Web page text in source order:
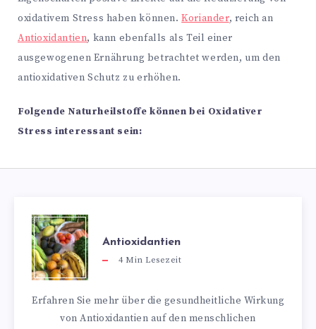
oxidativem Stress haben können.Koriander, reich an
Antioxidantien, kann ebenfalls als Teil einer
ausgewogenen Ernährung betrachtet werden, um den
antioxidativen Schutz zu erhöhen.
Folgende Naturheilstoffe können bei Oxidativer
Stress interessant sein:
Antioxidantien
4Min Lesezeit
Erfahren Sie mehr über die gesundheitliche Wirkung
von Antioxidantien auf den menschlichen